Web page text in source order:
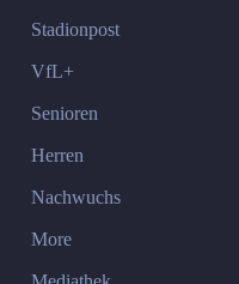
Stadionpost
VfL+
Senioren
Herren
Nachwuchs
More